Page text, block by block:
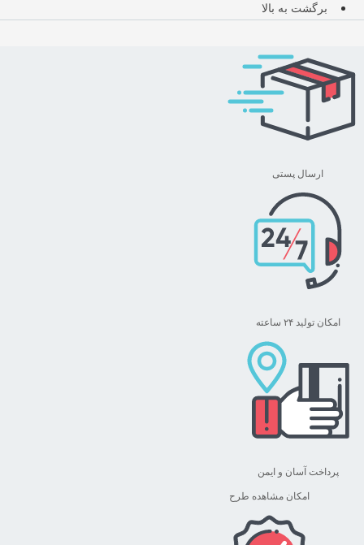
برگشت به بالا
ارسال پستی
امکان تولید ۲۴ ساعته
پرداخت آسان و ایمن
امکان مشاهده طرح